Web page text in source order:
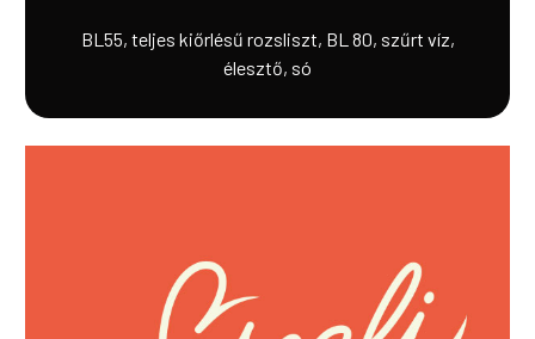
BL55, teljes kiőrlésű rozsliszt, BL 80, szűrt víz,
élesztő, só